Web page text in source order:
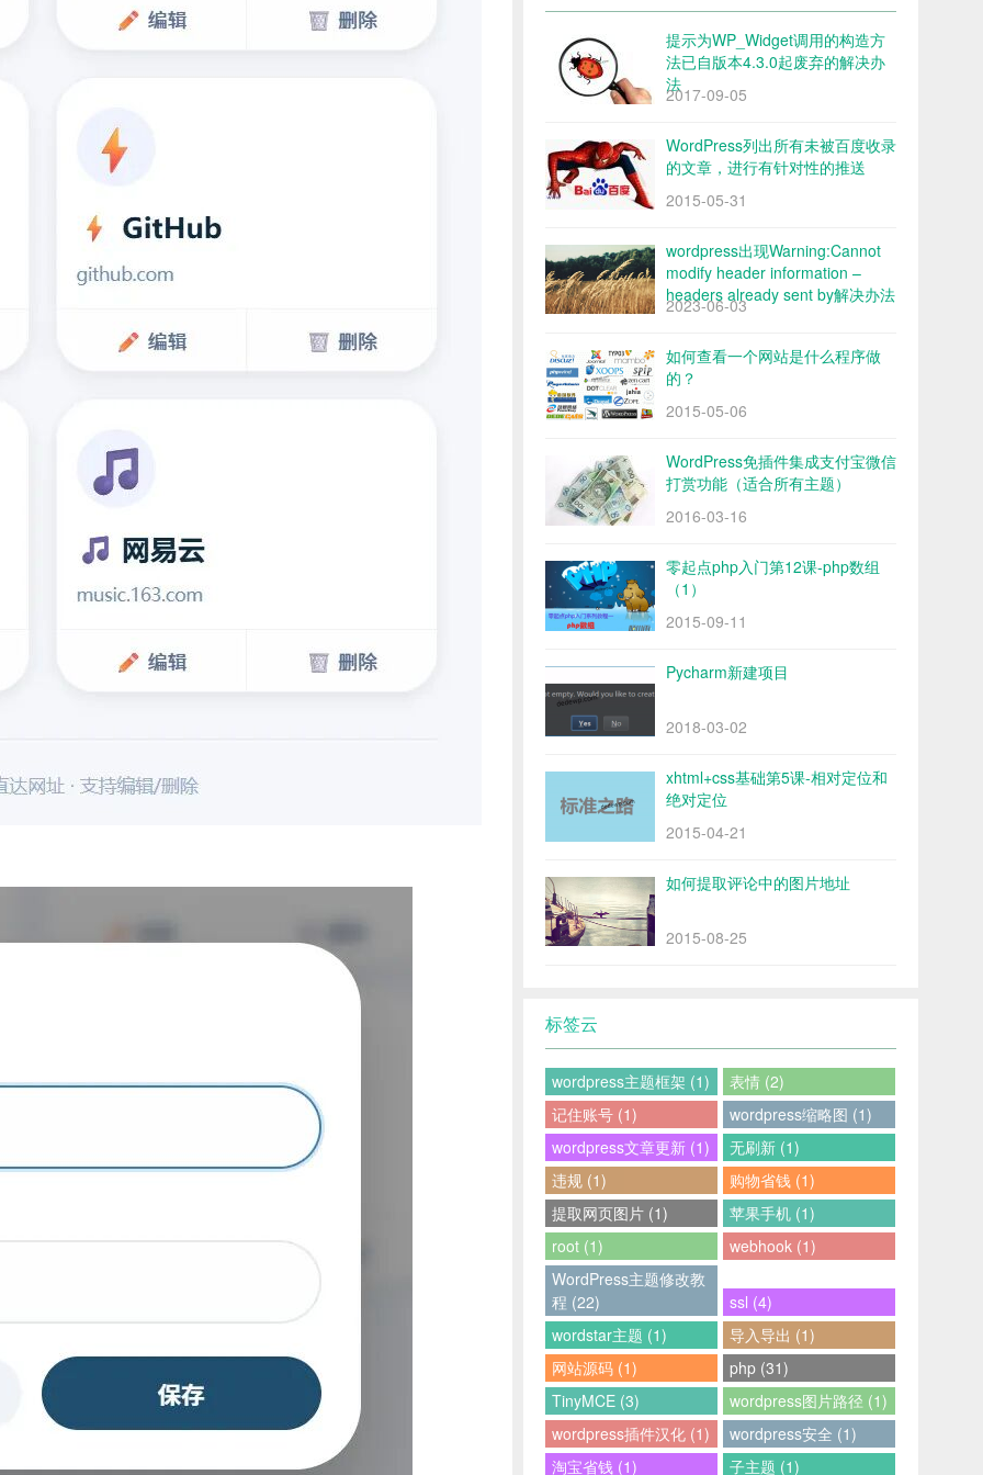
提示为WP_Widget调用的构造方
法已自版本4.3.0起废弃的解决办
法
2017-09-05
WordPress列出所有未被百度收录
的文章，进行有针对性的推送
2015-05-31
wordpress出现Warning:Cannot
modify header information –
headers already sent by解决办法
2023-06-03
如何查看一个网站是什么程序做
的？
2015-05-06
WordPress免插件集成支付宝微信
打赏功能（适合所有主题）
2016-03-16
零起点php入门第12课-php数组
（1）
2015-09-11
Pycharm新建项目
2018-03-02
xhtml+css基础第5课-相对定位和
绝对定位
2015-04-21
如何提取评论中的图片地址
2015-08-25
标签云
wordpress主题框架 (1)
表情 (2)
记住账号 (1)
wordpress缩略图 (1)
wordpress文章更新 (1)
无刷新 (1)
违规 (1)
购物省钱 (1)
提取网页图片 (1)
苹果手机 (1)
root (1)
webhook (1)
WordPress主题修改教
程 (22)
ssl (4)
wordstar主题 (1)
导入导出 (1)
网站源码 (1)
php (31)
TinyMCE (3)
wordpress图片路径 (1)
wordpress插件汉化 (1)
wordpress安全 (1)
淘宝省钱 (1)
子主题 (1)